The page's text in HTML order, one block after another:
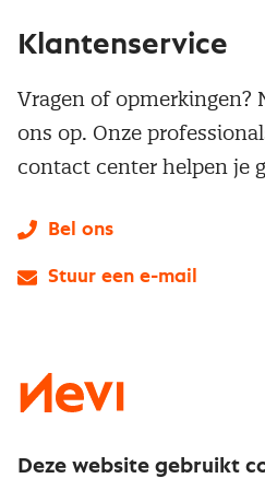
Klantenservice
Vragen of opmerkingen?
ons op. Onze
contact center helpen je
Bel ons
Stuur een e-mail
Deze website gebruikt